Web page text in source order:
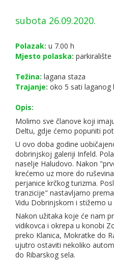
subota 26.09.2020.
Polazak: u 7.00 h
Mjesto polaska: parkiralište
Težina: lagana staza
Trajanje: oko 5 sati laganog
Opis:
Molimo sve članove koji
Deltu, gdje ćemo popuniti
U ovo doba godine
dobrinjskoj galeriji Infeld.
naselje Haludovo. Nakon
krećemo uz more do
perjanice krčkog turizma.
tranzicije" nastavljamo
Vidu Dobrinjskom i stižemo
Nakon užitaka koje će nam
vidikovca i okrepa u konobi
preko Klanica, Mokratke do
ujutro ostaviti nekoliko
do Ribarskog sela.